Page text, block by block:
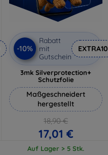
-10%
Rabatt
mit
Gutschein
EXTRA10
3mk Silverprotection+
Schutzfolie
Maßgeschneidert
hergestellt
18,90 €
17,01 €
Auf Lager > 5 Stk.